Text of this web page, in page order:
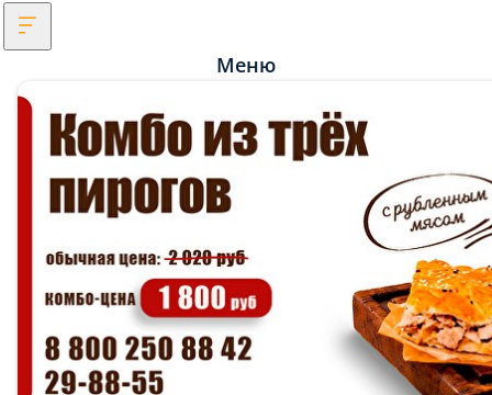
Комбо из трех пирогов
Комбо! Закажи два в одном! Сытный и сладкий штрудель!
Дарим скидку на пироги и пиццу при самовывозе 5%!
3 ПИЦЦЫ НА РЖАНОМ ТЕСТЕ ПО АКЦИИ ЗА 1149
Закажи 4, 6, 8 пирогов и получи 1, 2, 3 сладких в
ПИЦЦЫ МНОГО НЕ БЫВАЕТ! 3 ПИЦЦЫ ЗА 1149
РУБЛЕЙ!
СКАЖИ ПРОМО-КОД: ЧЕТЫРЕ ПИЦЦЫ
ДАРИМ СКИДКУ В ДЕНЬ РОЖДЕНИЕ!